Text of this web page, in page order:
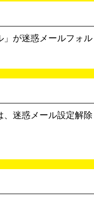
」が迷惑メールフォル
迷惑メール設定解除